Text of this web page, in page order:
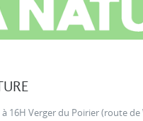
à 16H Verger du Poirier (route